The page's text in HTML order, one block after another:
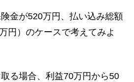
金が520万円、払い込み総額
円）のケースで考えてみよ
る場合、利益70万円から50